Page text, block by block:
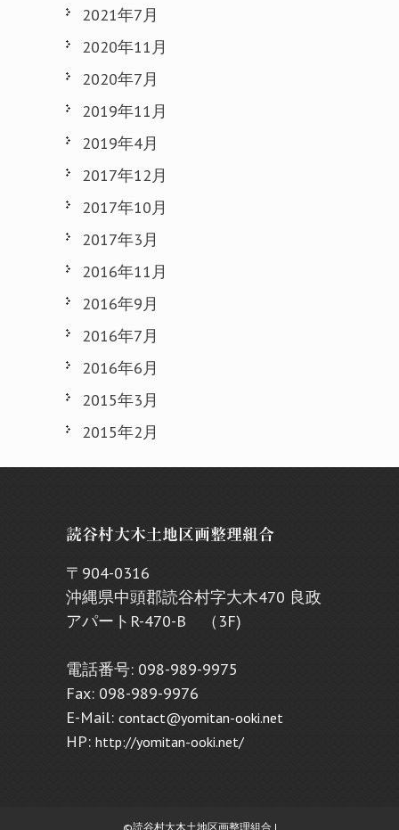
2021年7月
2020年11月
2020年7月
2019年11月
2019年4月
2017年12月
2017年10月
2017年3月
2016年11月
2016年9月
2016年7月
2016年6月
2015年3月
2015年2月
読谷村大木土地区画整理組合
〒904-0316
沖縄県中頭郡読谷村字大木470 良政
アパートR-470-B （3F)
電話番号: 098-989-9975
Fax: 098-989-9976
E-Mail: contact@yomitan-ooki.net
HP: http://yomitan-ooki.net/
©読谷村大木土地区画整理組合 |